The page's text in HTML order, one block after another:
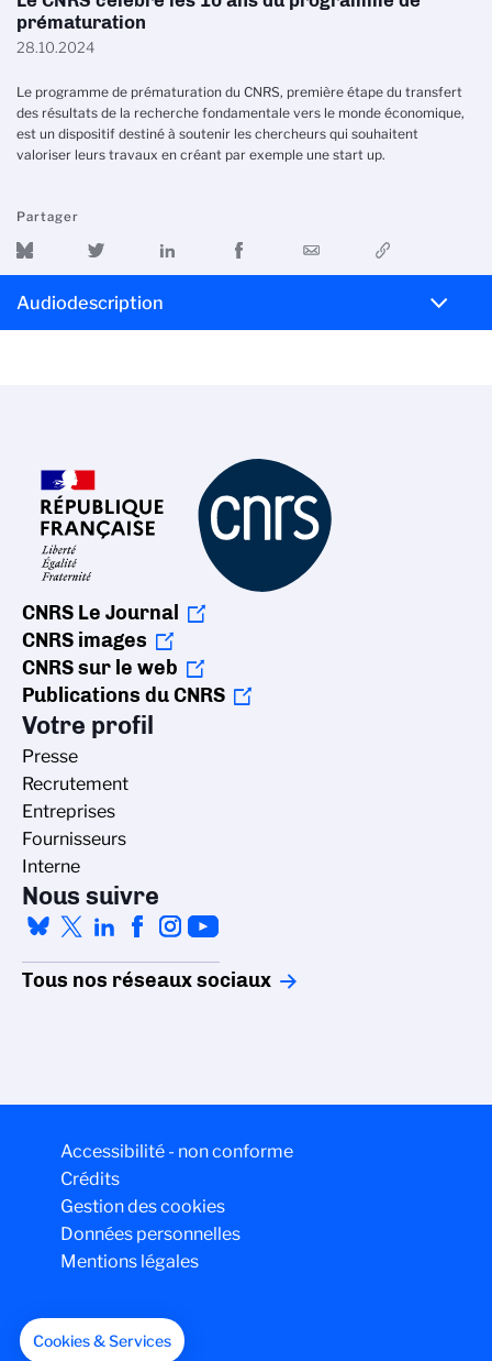
prématuration
28.10.2024
Le programme de prématuration du CNRS, première étape du transfert
des résultats de la recherche fondamentale vers le monde économique,
est un dispositif destiné à soutenir les chercheurs qui souhaitent
valoriser leurs travaux en créant par exemple une start up.
Partager
Audiodescription
CNRS Le Journal
CNRS images
CNRS sur le web
Publications du CNRS
Votre profil
Presse
Recrutement
Entreprises
Fournisseurs
Interne
Nous suivre
Tous nos réseaux sociaux
Accessibilité - non conforme
Crédits
Gestion des cookies
Données personnelles
Mentions légales
Cookies & Services